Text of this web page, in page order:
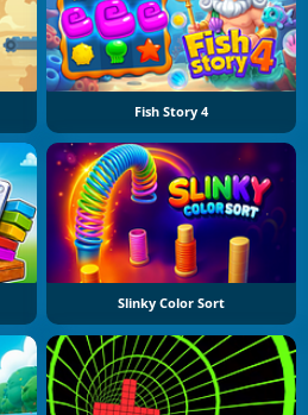
Fish Story 4
Slinky Color Sort